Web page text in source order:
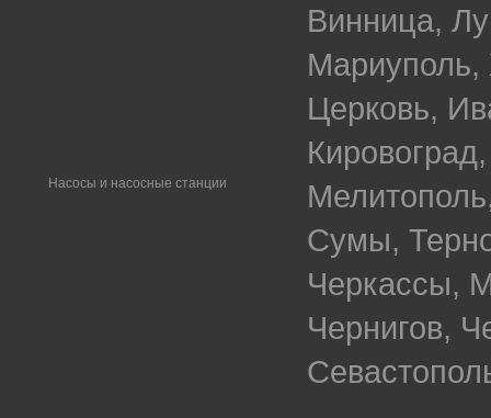
Насосы и насосные станции
Винница,
Церковь,
Сумы,
Черкассы,
Чернигов,